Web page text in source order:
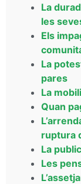
La
les
Els
La
pares
La
Quan
ruptura
La
Les